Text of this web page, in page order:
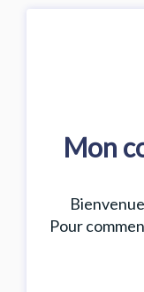
Mon
Pour